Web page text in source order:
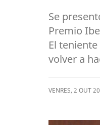
Se
Premio
El
volver a
VENRES, 2 OUT